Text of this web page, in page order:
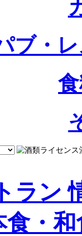
ブ・
ラン
食・和